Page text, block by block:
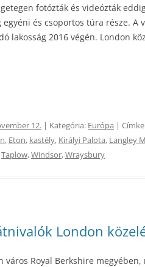
fotózták és videózták
és csoportos túra része. A
lakosság 2016 végén. London
12. | Kategória: Európa |
, Eton, kastély, Királyi Palota, Langley
Taplow,Windsor,Wraysbury
London
Royal Berkshire megyében,